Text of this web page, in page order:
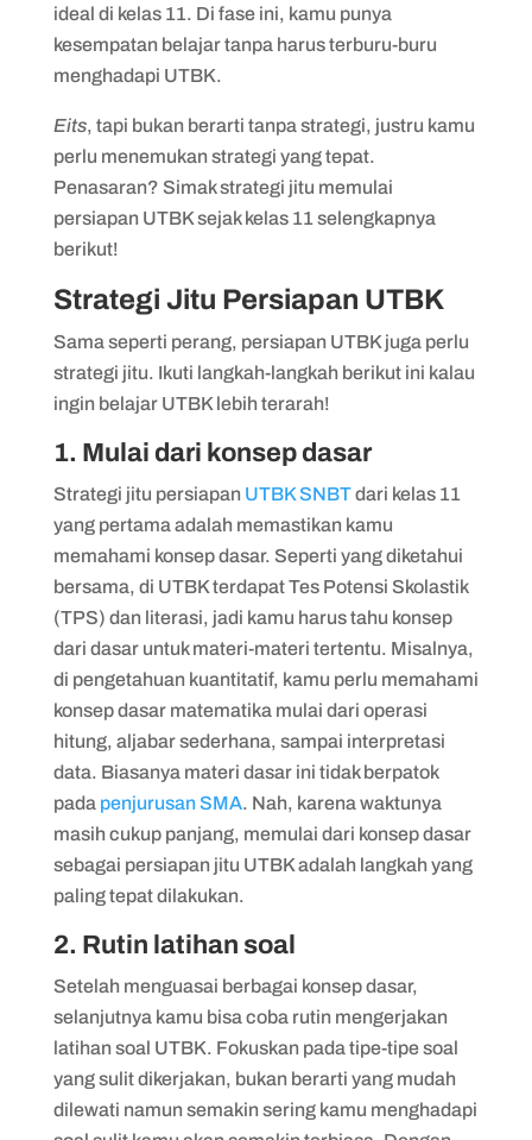
ideal di kelas 11. Di fase ini, kamu punya
kesempatan belajar tanpa harus terburu-buru
menghadapi UTBK.
Eits, tapi bukan berarti tanpa strategi, justru kamu
perlu menemukan strategi yang tepat.
Penasaran? Simak strategi jitu memulai
persiapan UTBK sejak kelas 11 selengkapnya
berikut!
Strategi Jitu Persiapan UTBK
Sama seperti perang, persiapan UTBK juga perlu
strategi jitu. Ikuti langkah-langkah berikut ini kalau
ingin belajar UTBK lebih terarah!
1. Mulai dari konsep dasar
Strategi jitu persiapan UTBK SNBTdari kelas 11
yang pertama adalah memastikan kamu
memahami konsep dasar. Seperti yang diketahui
bersama, di UTBK terdapat Tes Potensi Skolastik
(TPS) dan literasi, jadi kamu harus tahu konsep
dari dasar untuk materi-materi tertentu. Misalnya,
di pengetahuan kuantitatif, kamu perlu memahami
konsep dasar matematika mulai dari operasi
hitung, aljabar sederhana, sampai interpretasi
data. Biasanya materi dasar ini tidak berpatok
pada penjurusan SMA. Nah, karena waktunya
masih cukup panjang, memulai dari konsep dasar
sebagai persiapan jitu UTBK adalah langkah yang
paling tepat dilakukan.
2. Rutin latihan soal
Setelah menguasai berbagai konsep dasar,
selanjutnya kamu bisa coba rutin mengerjakan
latihan soal UTBK. Fokuskan pada tipe-tipe soal
yang sulit dikerjakan, bukan berarti yang mudah
dilewati namun semakin sering kamu menghadapi